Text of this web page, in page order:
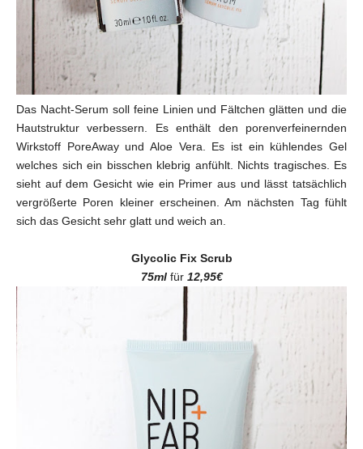
Das Nacht-Serum soll feine Linien und Fältchen glätten und die
Hautstruktur verbessern. Es enthält den porenverfeinernden
Wirkstoff PoreAway und Aloe Vera. Es ist ein kühlendes Gel
welches sich ein bisschen klebrig anfühlt. Nichts tragisches. Es
sieht auf dem Gesicht wie ein Primer aus und lässt tatsächlich
vergrößerte Poren kleiner erscheinen. Am nächsten Tag fühlt
sich das Gesicht sehr glatt und weich an.
Glycolic Fix Scrub
75ml für 12,95€